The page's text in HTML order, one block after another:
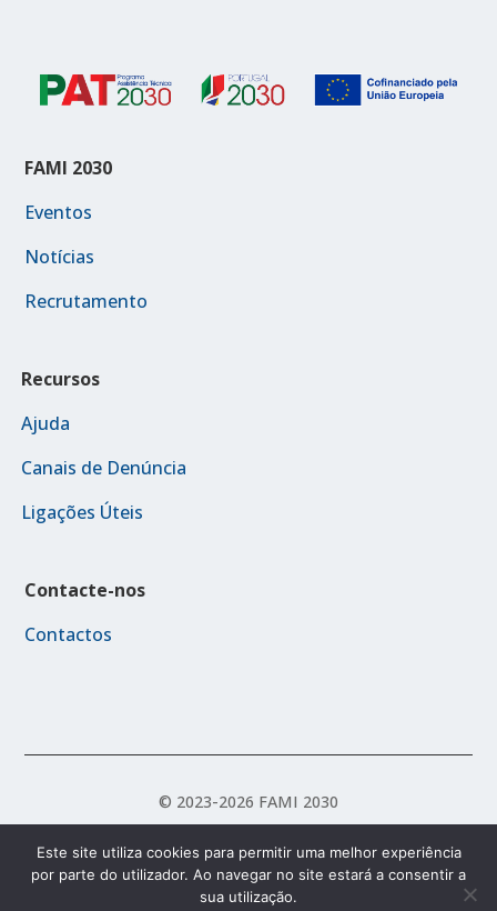
FAMI 2030
Eventos
Notícias
Recrutamento
Recursos
Ajuda
Canais de Denúncia
Ligações Úteis
Contacte-nos
Contactos
© 2023-2026 FAMI 2030
Política de Acessibilidade
Política de Privacidade
Este site utiliza cookies para permitir uma melhor experiência
por parte do utilizador. Ao navegar no site estará a consentir a
sua utilização.